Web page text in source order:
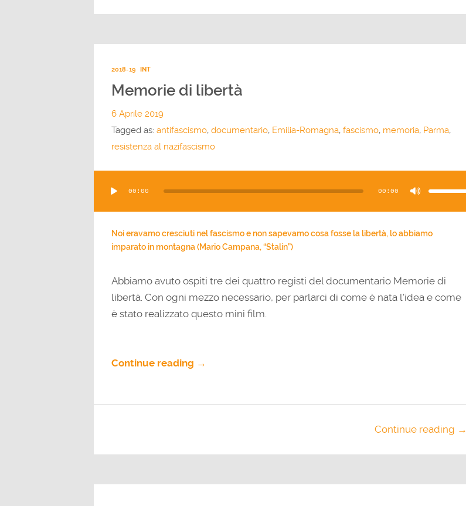
2018-19 INT
Memorie di libertà
6 Aprile 2019
Tagged as: antifascismo, documentario, Emilia-Romagna, fascismo, memoria, Parma,
resistenza al nazifascismo
Player
00:00 00:00
freccia
aumentare
il
volume.
Noi eravamo cresciuti nel fascismo e non sapevamo cosa fosse la libertà, lo abbiamo
imparato in montagna (Mario Campana, “Stalin”)
Abbiamo avuto ospiti tre dei quattro registi del documentario Memorie di
libertà. Con ogni mezzo necessario, per parlarci di come è nata l'idea e come
è stato realizzato questo mini film.
Continue reading →
Continue reading →